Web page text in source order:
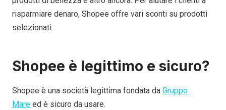
risparmiare denaro, Shopee offre vari sconti su prodotti
selezionati.
Shopee è legittimo e sicuro?
Shopee è una società legittima fondata da Gruppo
Mare ed è sicuro da usare.